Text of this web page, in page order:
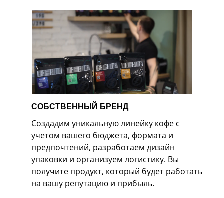
СОБСТВЕННЫЙ БРЕНД
Создадим уникальную линейку кофе с
учетом вашего бюджета, формата и
предпочтений, разработаем дизайн
упаковки и организуем логистику. Вы
получите продукт, который будет работать
на вашу репутацию и прибыль.